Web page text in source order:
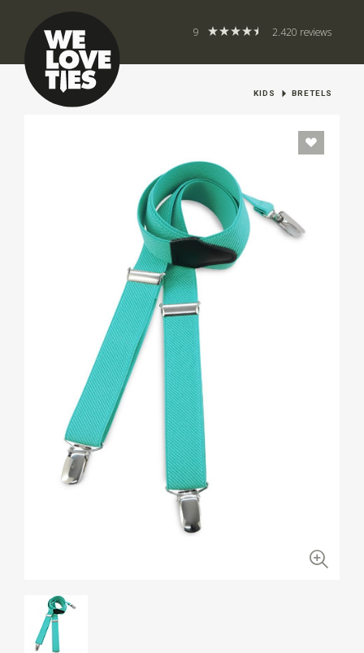
9 2.420 reviews
KIDS BRETELS